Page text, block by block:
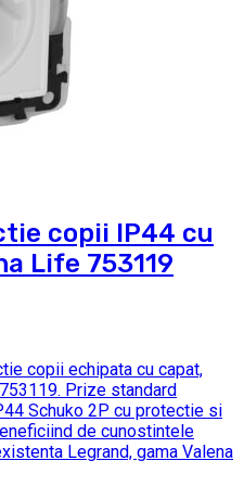
copii IP44 cu
Life 753119
copii echipata cu capat,
Prize standard
Schuko 2P cu protectie si
de cunostintele
Legrand, gama Valena